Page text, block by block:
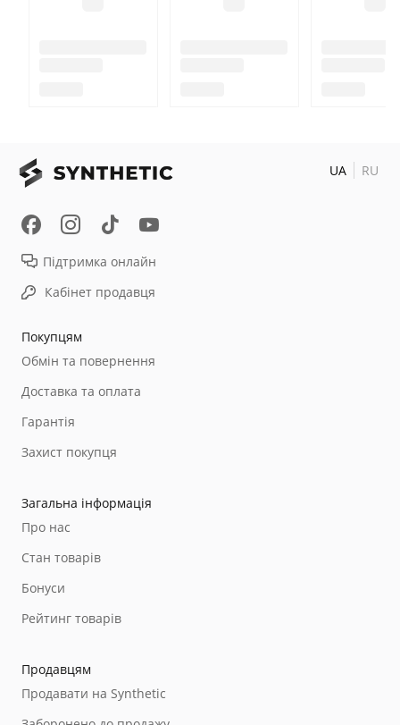
Покупцям
Обмін та повернення
Доставка та оплата
Гарантія
Захист покупця
Загальна інформація
Про нас
Стан товарів
Бонуси
Рейтинг товарів
Продавцям
Продавати на Synthetic
Підтримка онлайн
Кабінет продавця
UA RU